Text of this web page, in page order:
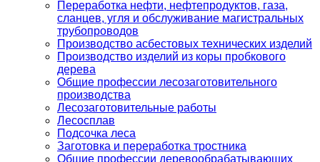
Переработка нефти, нефтепродуктов, газа,
сланцев, угля и обслуживание магистральных
трубопроводов
Производство асбестовых технических изделий
Производство изделий из коры пробкового
дерева
Общие профессии лесозаготовительного
производства
Лесозаготовительные работы
Лесосплав
Подсочка леса
Заготовка и переработка тростника
Общие профессии деревообрабатывающих